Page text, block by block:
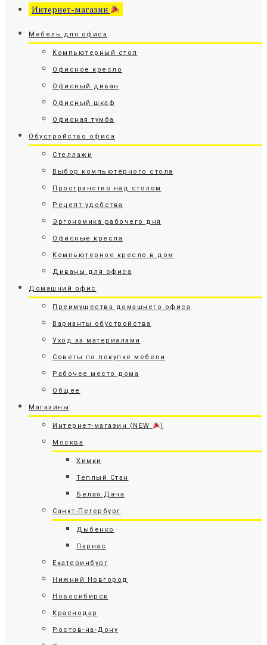
Интернет-магазин
Мебель для офиса
Компьютерный стол
Офисное кресло
Офисный диван
Офисный шкаф
Офисная тумба
Обустройство офиса
Стеллажи
Выбор компьютерного стола
Пространство над столом
Рецепт удобства
Эргономика рабочего дня
Офисные кресла
Компьютерное кресло в дом
Диваны для офиса
Домашний офис
Преимущества домашнего офиса
Варианты обустройства
Уход за материалами
Советы по покупке мебели
Рабочее место дома
Общее
Магазины
Интернет-магазин (NEW )
Москва
Химки
Теплый Стан
Белая Дача
Санкт-Петербург
Дыбенко
Парнас
Екатеринбург
Нижний Новгород
Новосибирск
Краснодар
Ростов-на-Дону